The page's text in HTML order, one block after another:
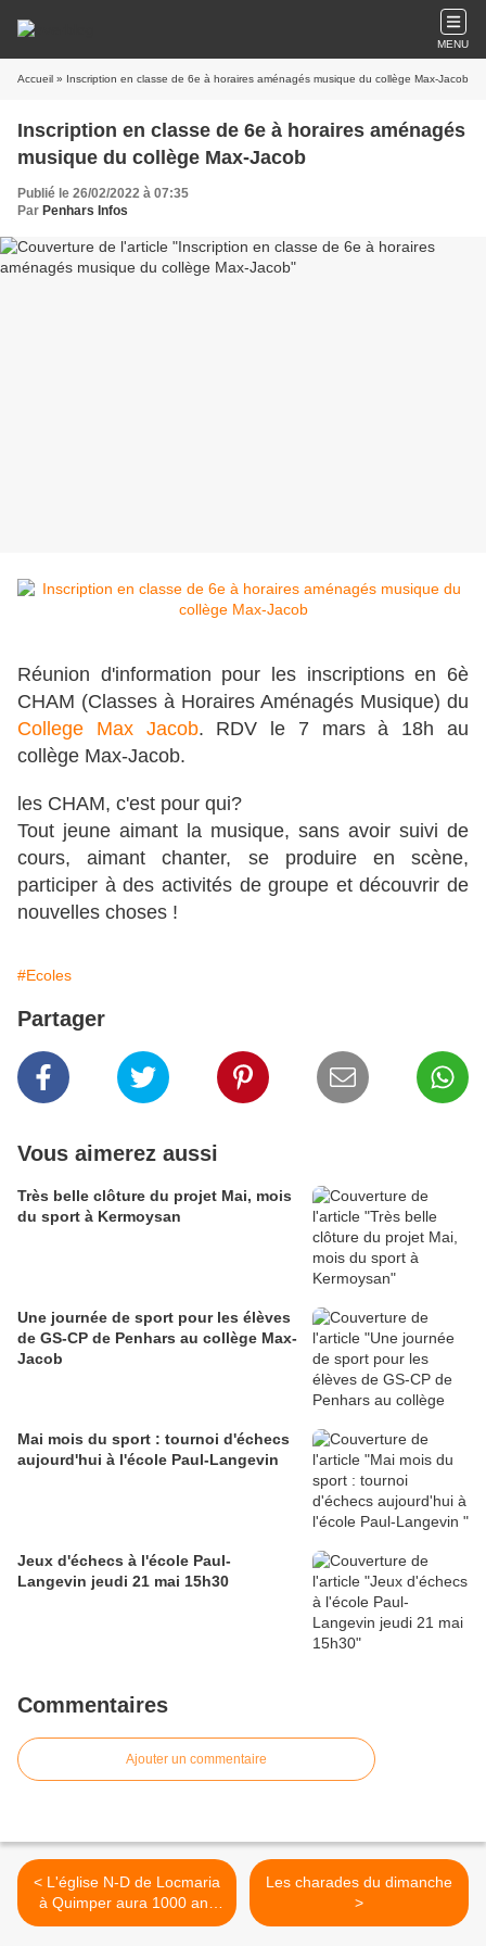
MENU
Accueil » Inscription en classe de 6e à horaires aménagés musique du collège Max-Jacob
Inscription en classe de 6e à horaires aménagés
musique du collège Max-Jacob
Publié le 26/02/2022 à 07:35
Par Penhars Infos
Réunion d'information pour les inscriptions en 6è
CHAM (Classes à Horaires Aménagés Musique) du
College Max Jacob. RDV le 7 mars à 18h au
collège Max-Jacob.
les CHAM, c'est pour qui?
Tout jeune aimant la musique, sans avoir suivi de
cours, aimant chanter, se produire en scène,
participer à des activités de groupe et découvrir de
nouvelles choses !
#Ecoles
Partager
Vous aimerez aussi
Très belle clôture du projet Mai, mois
du sport à Kermoysan
Une journée de sport pour les élèves
de GS-CP de Penhars au collège Max-
Jacob
Mai mois du sport : tournoi d'échecs
aujourd'hui à l'école Paul-Langevin
Jeux d'échecs à l'école Paul-
Langevin jeudi 21 mai 15h30
Commentaires
Ajouter un commentaire
< L'église N-D de Locmaria
à Quimper aura 1000 ans
cette année
Les charades du dimanche
>